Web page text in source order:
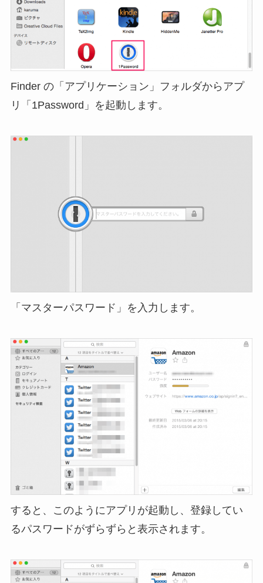
Finder の「アプリケーション」フォルダからアプ
リ「1Password」を起動します。
「マスターパスワード」を入力します。
すると、このようにアプリが起動し、登録してい
るパスワードがずらずらと表示されます。